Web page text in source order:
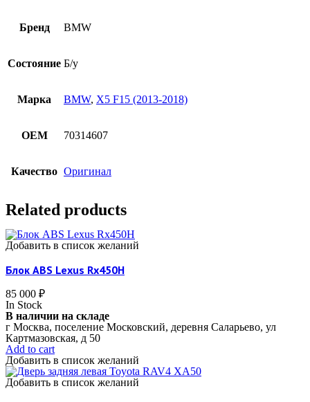
Бренд BMW
Состояние Б/у
Марка BMW, X5 F15 (2013-2018)
OEM 70314607
Качество Оригинал
Related products
Добавить в список желаний
Блок ABS Lexus Rx450H
85 000 ₽
In Stock
В наличии на складе
г Москва, поселение Московский, деревня Саларьево, ул
Картмазовская, д 50
Add to cart
Добавить в список желаний
Добавить в список желаний